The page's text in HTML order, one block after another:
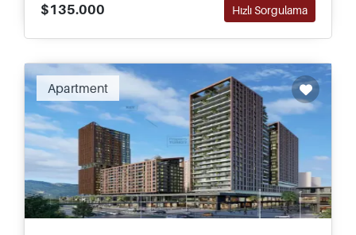
$135.000
Hızlı Sorgulama
Apartment